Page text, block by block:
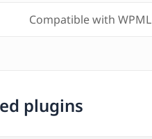
Compatible with WPML
plugins